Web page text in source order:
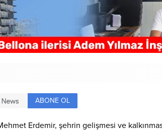
ABONE OL
Erdemir, şehrin gelişmesi ve